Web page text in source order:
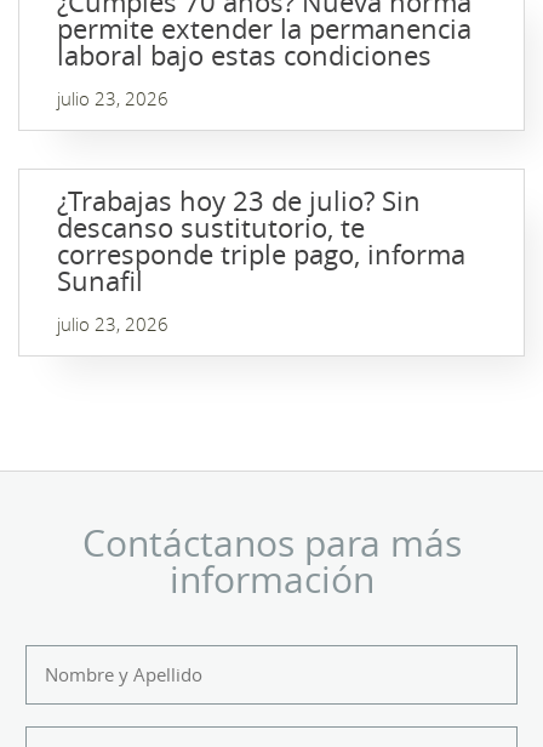
permite extender la permanencia
laboral bajo estas condiciones
julio 23, 2026
¿Trabajas hoy 23 de julio? Sin
descanso sustitutorio, te
corresponde triple pago, informa
Sunafil
julio 23, 2026
Contáctanos para más
información